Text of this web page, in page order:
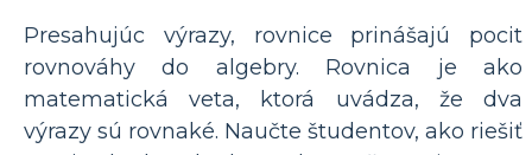
Presahujúc výrazy, rovnice prinášajú pocit
rovnováhy do algebry. Rovnica je ako
matematická veta, ktorá uvádza, že dva
výrazy sú rovnaké. Naučte študentov, ako riešiť